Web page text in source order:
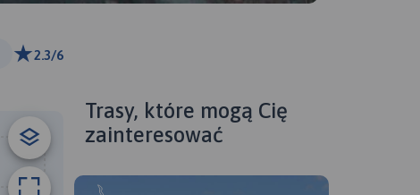
2.3/6
Trasy, które mogą Cię
zainteresować